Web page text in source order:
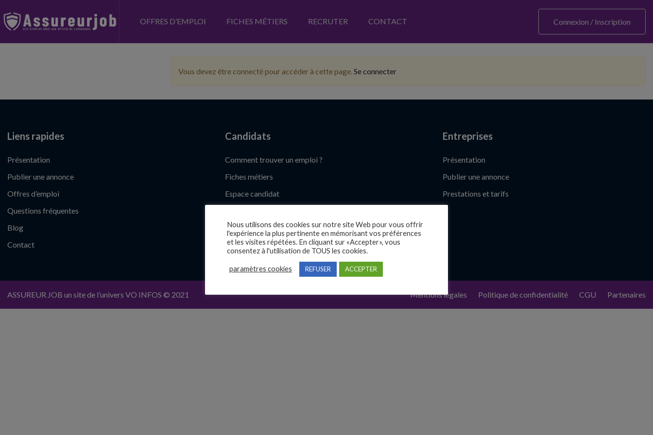
OFFRES D’EMPLOI FICHES MÉTIERS RECRUTER CONTACT Connexion / Inscription
Vous devez être connecté pour accéder à cette page.Se connecter
Liens rapides
Présentation
Publier une annonce
Offres d’emploi
Questions fréquentes
Blog
Contact
Candidats
Comment trouver un emploi ?
Fiches métiers
Espace candidat
Ils recrutent
Rédiger son CV
Entreprises
Présentation
Publier une annonce
Prestations et tarifs
ASSUREUR JOB un site de l’univers VO INFOS © 2021 Mentions légales Politique de confidentialité CGU Partenaires
Nous utilisons des cookies sur notre site Web pour vous offrir
l'expérience la plus pertinente en mémorisant vos préférences
et les visites répétées. En cliquant sur «Accepter», vous
consentez à l'utilisation de TOUS les cookies.
paramètres cookies REFUSER ACCEPTER